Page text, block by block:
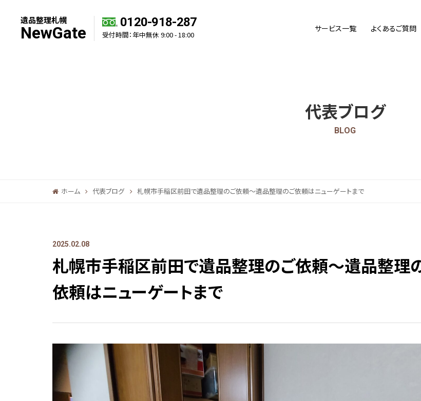
遺品整理札幌
NewGate
0120-918-287
受付時間：年中無休 9:00 - 18:00
サービス一覧 よくあるご質問
代表ブログ
BLOG
ホーム 代表ブログ 札幌市手稲区前田で遺品整理のご依頼～遺品整理のご依頼はニューゲートまで
2025.02.08
札幌市手稲区前田で遺品整理のご依頼～遺品整理
依頼はニューゲートまで